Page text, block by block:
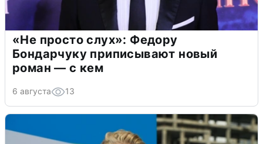
«Не просто слух»: Федору
Бондарчуку приписывают новый
роман — с кем
6 августа 13